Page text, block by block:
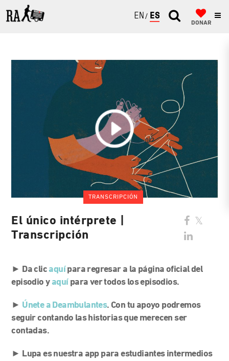
ENGLISH
ESPAÑOL
DONAR
TRANSCRIPCIÓN
El único intérprete |
Transcripción
► Da clicaquípara regresar a la página oficial del
episodio yaquípara ver todos los episodios.
► Únete a Deambulantes. Con tu apoyo podremos
seguir contando las historias que merecen ser
contadas.
► Lupa es nuestra app para estudiantes intermedios